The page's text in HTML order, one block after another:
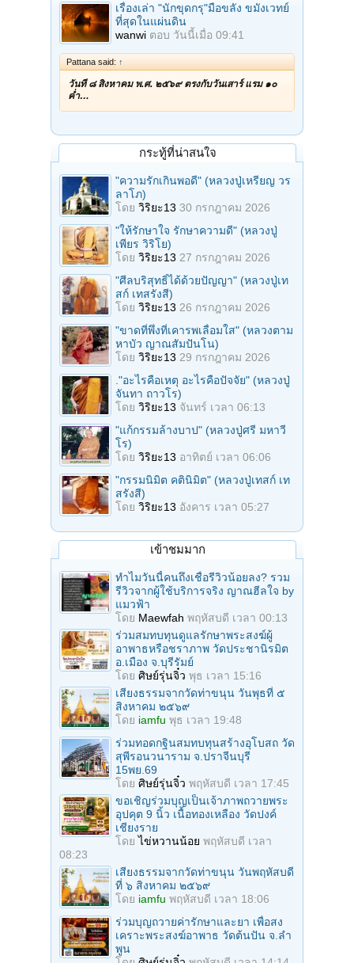
เรื่องเล่า "นักขุดกรุ"มือขลัง ขมังเวทย์
ที่สุดในแผ่นดิน
wanwi ตอบ วันนี้เมื่อ 09:41
Pattana said: ↑
วันที่ ๘ สิงหาคม พ.ศ. ๒๕๖๙ ตรงกับวันเสาร์ แรม ๑๐
ค่ำ…
กระทู้ที่น่าสนใจ
"ความรักเกินพอดี" (หลวงปู่เหรียญ วร
ลาโภ)
โดย วิริยะ13 30 กรกฎาคม 2026
"ให้รักษาใจ รักษาความดี" (หลวงปู่
เพียร วิริโย)
โดย วิริยะ13 27 กรกฎาคม 2026
"ศีลบริสุทธิ์ได้ด้วยปัญญา" (หลวงปู่เท
สก์ เทสรังสี)
โดย วิริยะ13 26 กรกฎาคม 2026
"ขาดที่พึ่งที่เคารพเลื่อมใส" (หลวงตาม
หาบัว ญาณสัมปันโน)
โดย วิริยะ13 29 กรกฎาคม 2026
."อะไรคือเหตุ อะไรคือปัจจัย" (หลวงปู่
จันทา ถาวโร)
โดย วิริยะ13 จันทร์ เวลา 06:13
"แก้กรรมล้างบาป" (หลวงปู่ศรี มหาวี
โร)
โดย วิริยะ13 อาทิตย์ เวลา 06:06
"กรรมนิมิต คตินิมิต" (หลวงปู่เทสก์ เท
สรังสี)
โดย วิริยะ13 อังคาร เวลา 05:27
เข้าชมมาก
ทำไมวันนี้คนถึงเชื่อรีวิวน้อยลง? รวม
รีวิวจากผู้ใช้บริการจริง ญาณฮีลใจ by
แมวฟ้า
โดย Maewfah พฤหัสบดี เวลา 00:13
ร่วมสมทบทุนดูแลรักษาพระสงฆ์ผู้
อาพาธหรือชราภาพ วัดประชานิรมิต
อ.เมือง จ.บุรีรัมย์
โดย ศิษย์รุ่นจิ๋ว พุธ เวลา 15:16
เสียงธรรมจากวัดท่าขนุน วันพุธที่ ๕
สิงหาคม ๒๕๖๙
โดย iamfu พุธ เวลา 19:48
ร่วมทอดกฐินสมทบทุนสร้างอุโบสถ วัด
สุพีรอนวนาราม จ.ปราจีนบุรี
15พย.69
โดย ศิษย์รุ่นจิ๋ว พฤหัสบดี เวลา 17:45
ขอเชิญร่วมบุญเป็นเจ้าภาพถวายพระ
อุปคุต 9 นิ้ว เนื้อทองเหลือง วัดปงค์
เชียงราย
โดยไข่หวานน้อย พฤหัสบดี เวลา
08:23
เสียงธรรมจากวัดท่าขนุน วันพฤหัสบดี
ที่ ๖ สิงหาคม ๒๕๖๙
โดย iamfu พฤหัสบดี เวลา 18:06
ร่วมบุญถวายค่ารักษาและยา เพื่อสง
เคราะพระสงฆ์อาพาธ วัดต้นปัน จ.ลํา
พูน